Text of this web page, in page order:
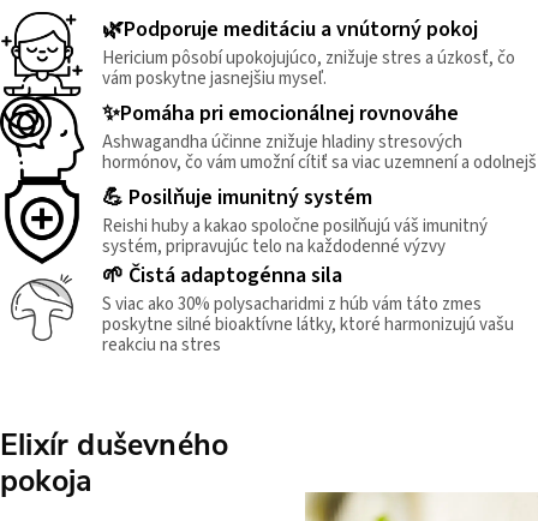
🌿Podporuje meditáciu a vnútorný pokoj
Hericium pôsobí upokojujúco, znižuje stres a úzkosť, čo
vám poskytne jasnejšiu myseľ.
✨Pomáha pri emocionálnej rovnováhe
Ashwagandha účinne znižuje hladiny stresových
hormónov, čo vám umožní cítiť sa viac uzemnení a odolnejš
💪 Posilňuje imunitný systém
Reishi huby a kakao spoločne posilňujú váš imunitný
systém, pripravujúc telo na každodenné výzvy
🌱 Čistá adaptogénna sila
S viac ako 30% polysacharidmi z húb vám táto zmes
poskytne silné bioaktívne látky, ktoré harmonizujú vašu
reakciu na stres
Elixír duševného
pokoja